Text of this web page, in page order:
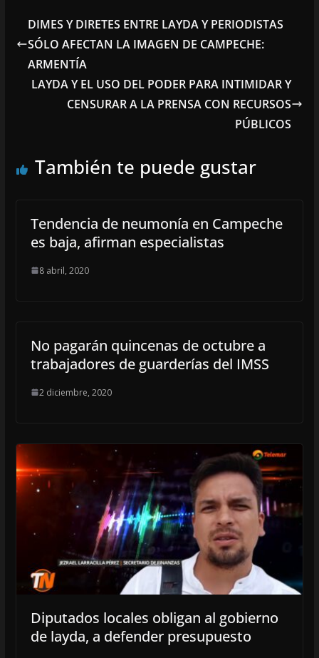
DIMES Y DIRETES ENTRE LAYDA Y PERIODISTAS
SÓLO AFECTAN LA IMAGEN DE CAMPECHE:
ARMENTÍA
LAYDA Y EL USO DEL PODER PARA INTIMIDAR Y
CENSURAR A LA PRENSA CON RECURSOS
PÚBLICOS
También te puede gustar
Tendencia de neumonía en Campeche
es baja, afirman especialistas
8 abril, 2020
No pagarán quincenas de octubre a
trabajadores de guarderías del IMSS
2 diciembre, 2020
Diputados locales obligan al gobierno
de layda, a defender presupuesto